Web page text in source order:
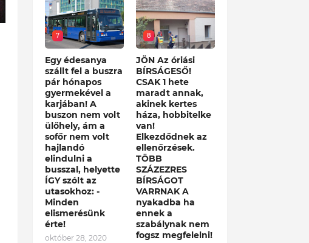
7
Egy édesanya
szállt fel a buszra
pár hónapos
gyermekével a
karjában! A
buszon nem volt
ülőhely, ám a
sofőr nem volt
hajlandó
elindulni a
busszal, helyette
ÍGY szólt az
utasokhoz: -
Minden
elismerésünk
érte!
október 28, 2020
8
JÖN Az óriási
BÍRSÁGESŐ!
CSAK 1 hete
maradt annak,
akinek kertes
háza, hobbitelke
van!
Elkezdődnek az
ellenőrzések.
TÖBB
SZÁZEZRES
BÍRSÁGOT
VARRNAK A
nyakadba ha
ennek a
szabálynak nem
fogsz megfelelni!